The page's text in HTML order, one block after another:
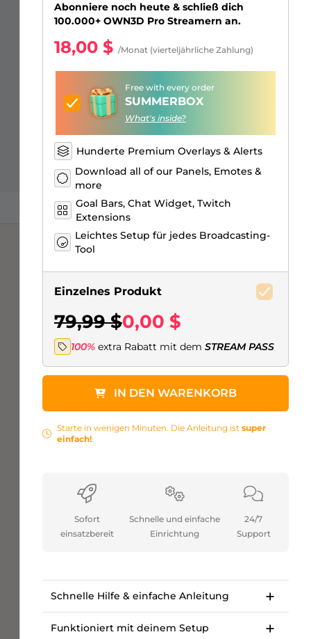
Just Chatting Overlays
Facebook Alerts
Intermission Banners
Kick Sub Emotes
Twitch Bit Badges
Gaming Logo Maker
Abonniere noch heute & schließ dich
100.000+ OWN3D Pro Streamern an.
18,00 $ /Monat (vierteljährliche Zahlung)
Free with every order
SUMMERBOX
What's inside?
Hunderte Premium Overlays & Alerts
Download all of our Panels, Emotes &
more
Goal Bars, Chat Widget, Twitch
Extensions
Leichtes Setup für jedes Broadcasting-
Tool
Einzelnes Produkt
79,99 $0,00 $
100% extra Rabatt mit dem STREAM PASS
IN DEN WARENKORB
Starte in wenigen Minuten. Die Anleitung istsuper
einfach!.
Sofort
einsatzbereit
Schnelle und einfache
Einrichtung
24/7
Support
Schnelle Hilfe & einfache Anleitung
Super einfache Schritt-für-Schritt-Anleitung.
Starte in wenigen Minuten. /li>
Funktioniert mit deinem Setup